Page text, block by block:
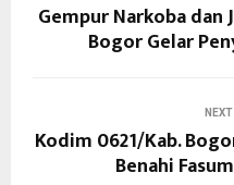
Gempur Narkoba dan
Bogor Gelar
Kodim 0621/Kab.
Benahi